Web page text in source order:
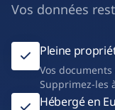
Vos données
Pleine
Vos
Supprimez-les
Hébergé en